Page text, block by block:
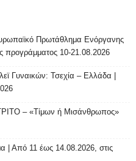
Πρωτάθλημα Ενόργανης
προγράμματος 10-21.08.2026
Γυναικών: Τσεχία – Ελλάδα |
– «Τίμων ή Μισάνθρωπος»
| Από 11 έως 14.08.2026, στις